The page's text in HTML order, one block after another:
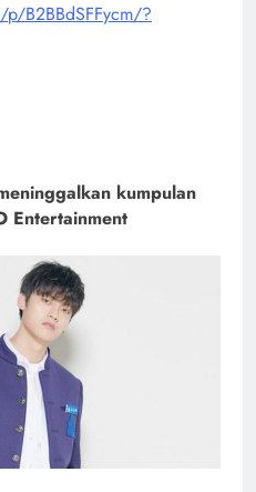
B2BBdSFFycm/?
kumpulan
Entertainment